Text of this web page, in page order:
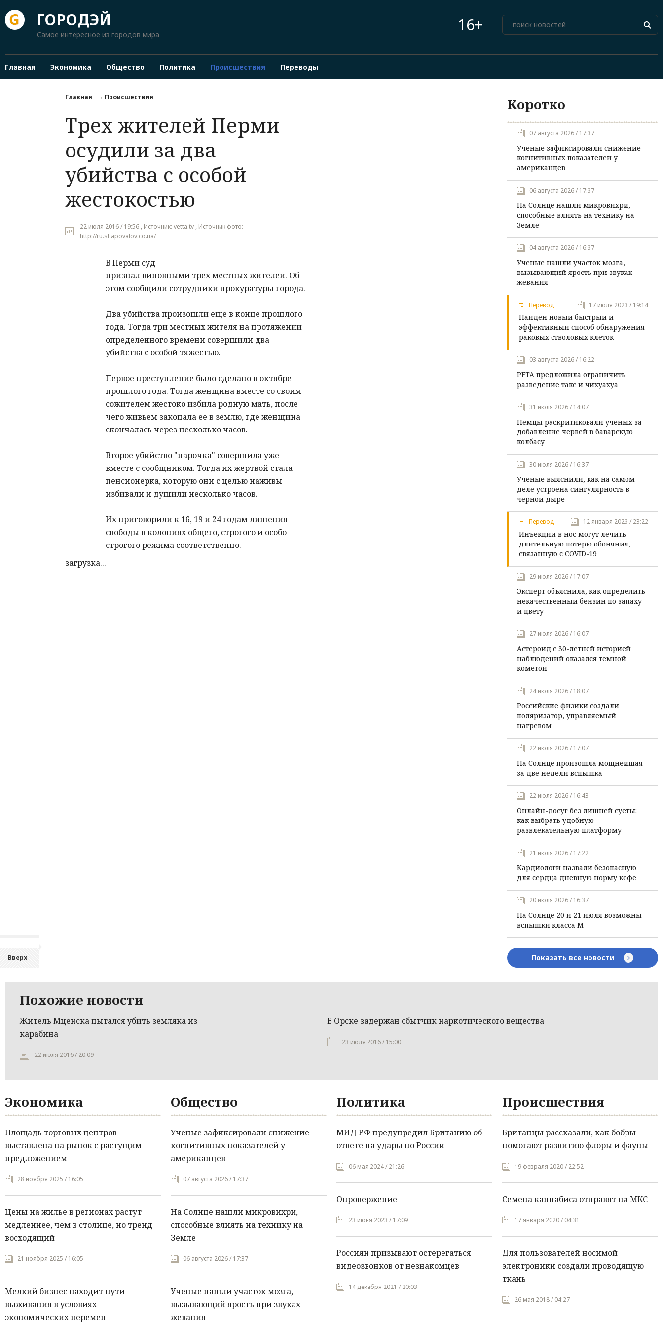
ГОРОДЭЙ
Самое интересное из городов мира 16+
Главная Экономика Общество Политика Происшествия Переводы
Вверх
Главная Происшествия
Трех жителей Перми
осудили за два
убийства с особой
жестокостью
22 июля 2016 / 19:56 , Источник: vetta.tv , Источник фото:
http://ru.shapovalov.co.ua/
В Перми суд
признал виновными трех местных жителей. Об
этом сообщили сотрудники прокуратуры города.
Два убийства произошли еще в конце прошлого
года. Тогда три местных жителя на протяжении
определенного времени совершили два
убийства с особой тяжестью.
Первое преступление было сделано в октябре
прошлого года. Тогда женщина вместе со своим
сожителем жестоко избила родную мать, после
чего живьем закопала ее в землю, где женщина
скончалась через несколько часов.
Второе убийство "парочка" совершила уже
вместе с сообщником. Тогда их жертвой стала
пенсионерка, которую они с целью наживы
избивали и душили несколько часов.
Их приговорили к 16, 19 и 24 годам лишения
свободы в колониях общего, строгого и особо
строгого режима соответственно.
загрузка...
Коротко
07 августа 2026 / 17:37
Ученые зафиксировали снижение
когнитивных показателей у
американцев
06 августа 2026 / 17:37
На Солнце нашли микровихри,
способные влиять на технику на
Земле
04 августа 2026 / 16:37
Ученые нашли участок мозга,
вызывающий ярость при звуках
жевания
Перевод 17 июля 2023 / 19:14
Найден новый быстрый и
эффективный способ обнаружения
раковых стволовых клеток
03 августа 2026 / 16:22
PETA предложила ограничить
разведение такс и чихуахуа
31 июля 2026 / 14:07
Немцы раскритиковали ученых за
добавление червей в баварскую
колбасу
30 июля 2026 / 16:37
Ученые выяснили, как на самом
деле устроена сингулярность в
черной дыре
Перевод 12 января 2023 / 23:22
Инъекции в нос могут лечить
длительную потерю обоняния,
связанную с COVID-19
29 июля 2026 / 17:07
Эксперт объяснила, как определить
некачественный бензин по запаху
и цвету
27 июля 2026 / 16:07
Астероид с 30-летней историей
наблюдений оказался темной
кометой
24 июля 2026 / 18:07
Российские физики создали
поляризатор, управляемый
нагревом
22 июля 2026 / 17:07
На Солнце произошла мощнейшая
за две недели вспышка
22 июля 2026 / 16:43
Онлайн-досуг без лишней суеты:
как выбрать удобную
развлекательную платформу
21 июля 2026 / 17:22
Кардиологи назвали безопасную
для сердца дневную норму кофе
20 июля 2026 / 16:37
На Солнце 20 и 21 июля возможны
вспышки класса М
Показать все новости
Похожие новости
Житель Мценска пытался убить земляка из
карабина
22 июля 2016 / 20:09
В Орске задержан сбытчик наркотического вещества
23 июля 2016 / 15:00
Экономика
Площадь торговых центров
выставлена на рынок с растущим
предложением
28 ноября 2025 / 16:05
Цены на жилье в регионах растут
медленнее, чем в столице, но тренд
восходящий
21 ноября 2025 / 16:05
Мелкий бизнес находит пути
выживания в условиях
экономических перемен
Общество
Ученые зафиксировали снижение
когнитивных показателей у
американцев
07 августа 2026 / 17:37
На Солнце нашли микровихри,
способные влиять на технику на
Земле
06 августа 2026 / 17:37
Ученые нашли участок мозга,
вызывающий ярость при звуках
жевания
Политика
МИД РФ предупредил Британию об
ответе на удары по России
06 мая 2024 / 21:26
Опровержение
23 июня 2023 / 17:09
Россиян призывают остерегаться
видеозвонков от незнакомцев
14 декабря 2021 / 20:03
Происшествия
Британцы рассказали, как бобры
помогают развитию флоры и фауны
19 февраля 2020 / 22:52
Семена каннабиса отправят на МКС
17 января 2020 / 04:31
Для пользователей носимой
электроники создали проводящую
ткань
26 мая 2018 / 04:27